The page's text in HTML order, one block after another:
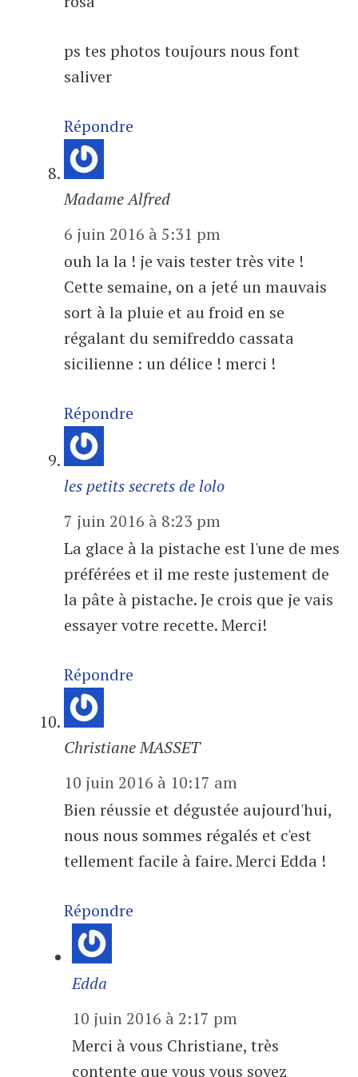
ps tes photos toujours nous font
saliver
Répondre
Madame Alfred
6 juin 2016 à 5:31 pm
ouh la la ! je vais tester très vite !
Cette semaine, on a jeté un mauvais
sort à la pluie et au froid en se
régalant du semifreddo cassata
sicilienne : un délice ! merci !
Répondre
les petits secrets de lolo
7 juin 2016 à 8:23 pm
La glace à la pistache est l'une de mes
préférées et il me reste justement de
la pâte à pistache. Je crois que je vais
essayer votre recette. Merci!
Répondre
Christiane MASSET
10 juin 2016 à 10:17 am
Bien réussie et dégustée aujourd'hui,
nous nous sommes régalés et c'est
tellement facile à faire. Merci Edda !
Répondre
Edda
10 juin 2016 à 2:17 pm
Merci à vous Christiane, très
contente que vous vous soyez